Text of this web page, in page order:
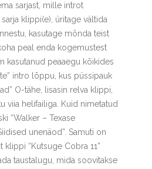
sarjast, mille introt
klippi(e), üritage vältida
kasutage mõnda teist
peal enda kogemustest
kasutanud peaaegu kõikides
intro lõppu, kus püssipauk
O-tähe, lisasin relva klippi,
viia helifailiga. Kuid nimetatud
“Walker – Texase
unenäod”. Samuti on
“Kutsuge Cobra 11”
taustalugu, mida soovitakse